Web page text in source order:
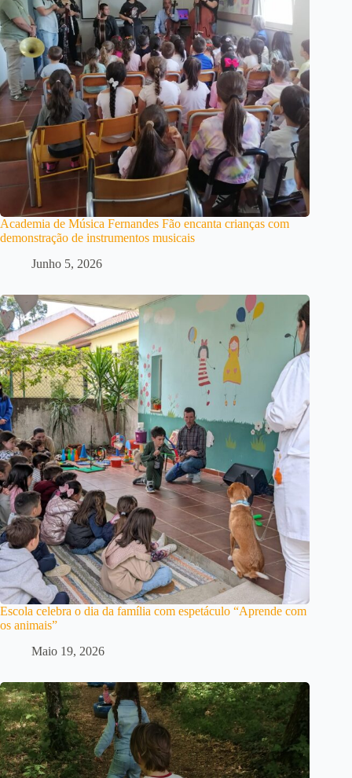
Academia de Música Fernandes Fão encanta crianças com
demonstração de instrumentos musicais
Junho 5, 2026
Escola celebra o dia da família com espetáculo “Aprende com
os animais”
Maio 19, 2026